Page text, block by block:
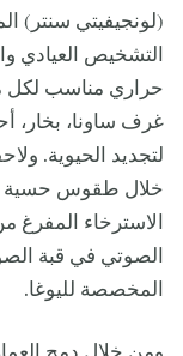
(لونجيفيتي سنتر)
التشخيص العيادي
حراري مناسب لكل
غرف ساونا، بخار،
لتجديد الحيوية.
خلال طقوس حسية
الاسترخاء
الصوتي في قبة
المخصصة لليوغا.